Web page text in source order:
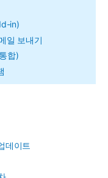
in)
일 보내기
합)
데이트